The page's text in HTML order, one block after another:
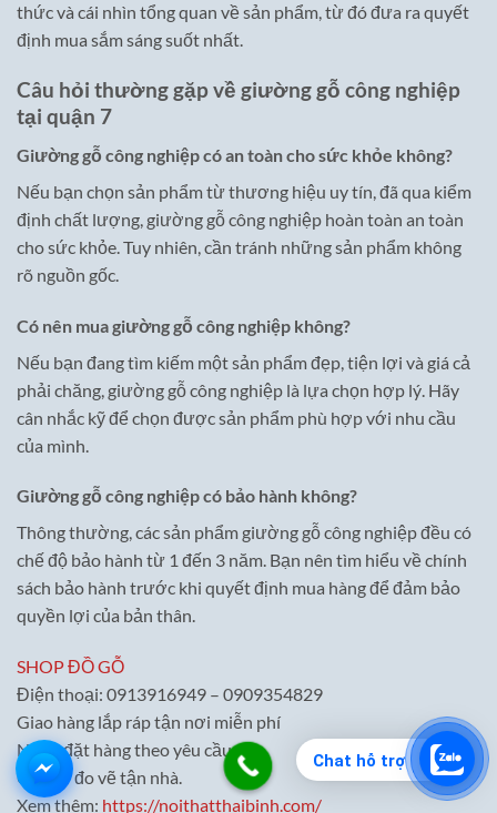
Chat hỗ trợ
thức và cái nhìn tổng quan về sản phẩm, từ đó đưa ra quyết
định mua sắm sáng suốt nhất.
Câu hỏi thường gặp về giường gỗ công nghiệp
tại quận 7
Giường gỗ công nghiệp có an toàn cho sức khỏe không?
Nếu bạn chọn sản phẩm từ thương hiệu uy tín, đã qua kiểm
định chất lượng, giường gỗ công nghiệp hoàn toàn an toàn
cho sức khỏe. Tuy nhiên, cần tránh những sản phẩm không
rõ nguồn gốc.
Có nên mua giường gỗ công nghiệp không?
Nếu bạn đang tìm kiếm một sản phẩm đẹp, tiện lợi và giá cả
phải chăng, giường gỗ công nghiệp là lựa chọn hợp lý. Hãy
cân nhắc kỹ để chọn được sản phẩm phù hợp với nhu cầu
của mình.
Giường gỗ công nghiệp có bảo hành không?
Thông thường, các sản phẩm giường gỗ công nghiệp đều có
chế độ bảo hành từ 1 đến 3 năm. Bạn nên tìm hiểu về chính
sách bảo hành trước khi quyết định mua hàng để đảm bảo
quyền lợi của bản thân.
SHOP ĐỒ GỖ
Điện thoại: 0913916949 – 0909354829
Giao hàng lắp ráp tận nơi miễn phí
Nhận đặt hàng theo yêu cầu.
Có thợ đo vẽ tận nhà.
Xem thêm: https://noithatthaibinh.com/